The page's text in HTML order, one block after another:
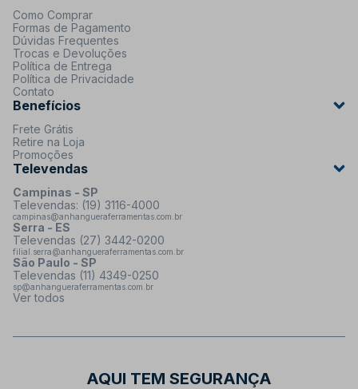
Como Comprar
Formas de Pagamento
Dúvidas Frequentes
Trocas e Devoluções
Política de Entrega
Política de Privacidade
Contato
Benefícios
Frete Grátis
Retire na Loja
Promoções
Televendas
Campinas - SP
Televendas: (19) 3116-4000
campinas@anhangueraferramentas.com.br
Serra - ES
Televendas (27) 3442-0200
filial.serra@anhangueraferramentas.com.br
São Paulo - SP
Televendas (11) 4349-0250
sp@anhangueraferramentas.com.br
Ver todos
AQUI TEM SEGURANÇA